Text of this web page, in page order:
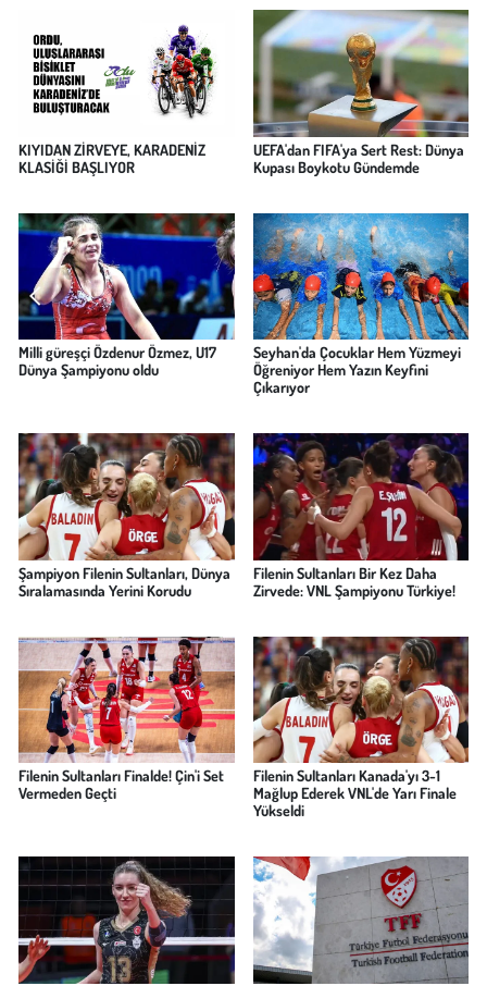
KIYIDAN ZİRVEYE, KARADENİZ
KLASİĞİ BAŞLIYOR
UEFA'dan FIFA'ya Sert Rest: Dünya
Kupası Boykotu Gündemde
Milli güreşçi Özdenur Özmez, U17
Dünya Şampiyonu oldu
Seyhan'da Çocuklar Hem Yüzmeyi
Öğreniyor Hem Yazın Keyfini
Çıkarıyor
Şampiyon Filenin Sultanları, Dünya
Sıralamasında Yerini Korudu
Filenin Sultanları Bir Kez Daha
Zirvede: VNL Şampiyonu Türkiye!
Filenin Sultanları Finalde! Çin'i Set
Vermeden Geçti
Filenin Sultanları Kanada'yı 3-1
Mağlup Ederek VNL'de Yarı Finale
Yükseldi